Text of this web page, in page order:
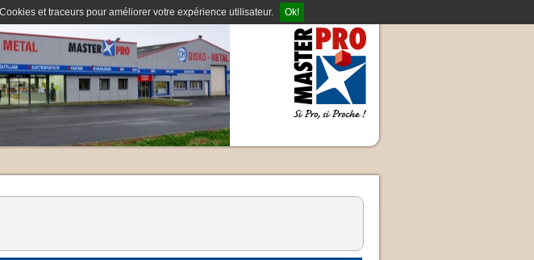
et traceurs pour améliorer votre expérience utilisateur. Ok!